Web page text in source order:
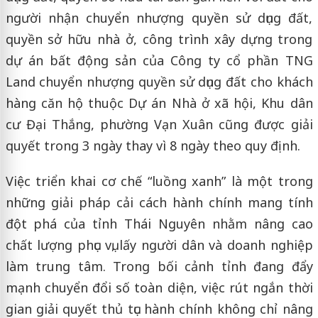
người nhận chuyển nhượng quyền sử dụng đất,
quyền sở hữu nhà ở, công trình xây dựng trong
dự án bất động sản của Công ty cổ phần TNG
Land chuyển nhượng quyền sử dụng đất cho khách
hàng căn hộ thuộc Dự án Nhà ở xã hội, Khu dân
cư Đại Thắng, phường Vạn Xuân cũng được giải
quyết trong 3 ngày thay vì 8 ngày theo quy định.
Việc triển khai cơ chế “luồng xanh” là một trong
những giải pháp cải cách hành chính mang tính
đột phá của tỉnh Thái Nguyên nhằm nâng cao
chất lượng phục vụ, lấy người dân và doanh nghiệp
làm trung tâm. Trong bối cảnh tỉnh đang đẩy
mạnh chuyển đổi số toàn diện, việc rút ngắn thời
gian giải quyết thủ tục hành chính không chỉ nâng